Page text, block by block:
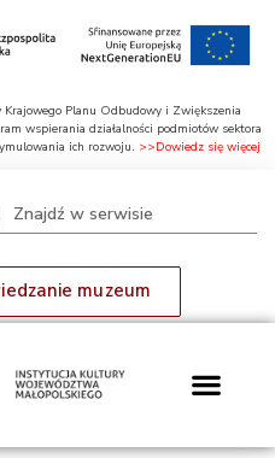
Planu Odbudowy i Zwiększenia
wspierania działalności podmiotów sektora
ich rozwoju. >>Dowiedz się więcej
muzeum